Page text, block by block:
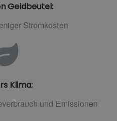
Geldbeutel:
Stromkosten
Klima:
und Emissionen